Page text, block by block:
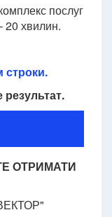
послуг
20 хвилин.
строки.
ОТРИМАТИ